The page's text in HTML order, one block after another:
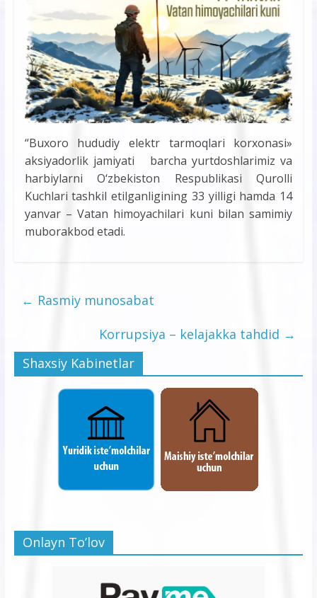
“Buxoro hududiy elektr tarmoqlari korxonasi»
aksiyadorlik jamiyati barcha yurtdoshlarimiz va
harbiylarni O‘zbekiston Respublikasi Qurolli
Kuchlari tashkil etilganligining 33 yilligi hamda 14
yanvar – Vatan himoyachilari kuni bilan samimiy
muborakbod etadi.
← Rasmiy munosabat
Korrupsiya – kelajakka tahdid →
Shaxsiy Kabinetlar
Onlayn To’lov